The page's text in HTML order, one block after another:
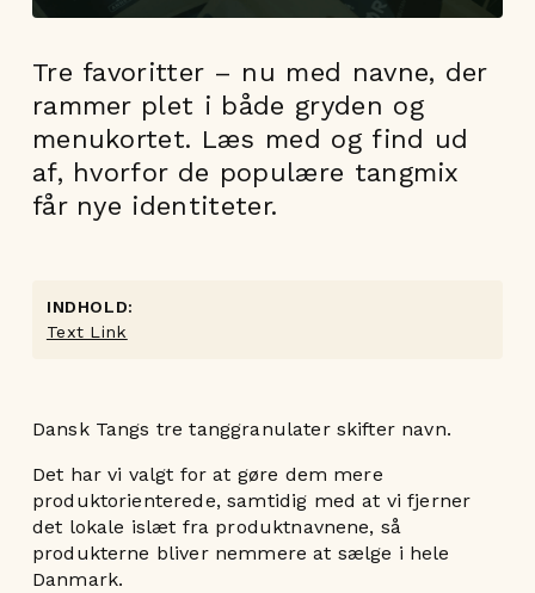
Tre favoritter – nu med navne, der
rammer plet i både gryden og
menukortet. Læs med og find ud
af, hvorfor de populære tangmix
får nye identiteter.
INDHOLD:
Text Link
Dansk Tangs tre tanggranulater skifter navn.
Det har vi valgt for at gøre dem mere
produktorienterede, samtidig med at vi fjerner
det lokale islæt fra produktnavnene, så
produkterne bliver nemmere at sælge i hele
Danmark.